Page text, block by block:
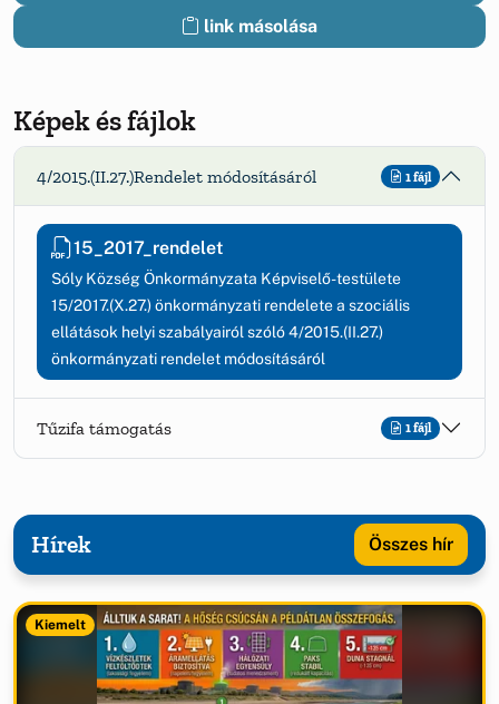
link másolása
Képek és fájlok
4/2015.(II.27.)Rendelet módosításáról 1 fájl
15_2017_rendelet
Sóly Község Önkormányzata Képviselő-testülete
15/2017.(X.27.) önkormányzati rendelete a szociális
ellátások helyi szabályairól szóló 4/2015.(II.27.)
önkormányzati rendelet módosításáról
Tűzifa támogatás 1 fájl
Hírek Összes hír
Kiemelt